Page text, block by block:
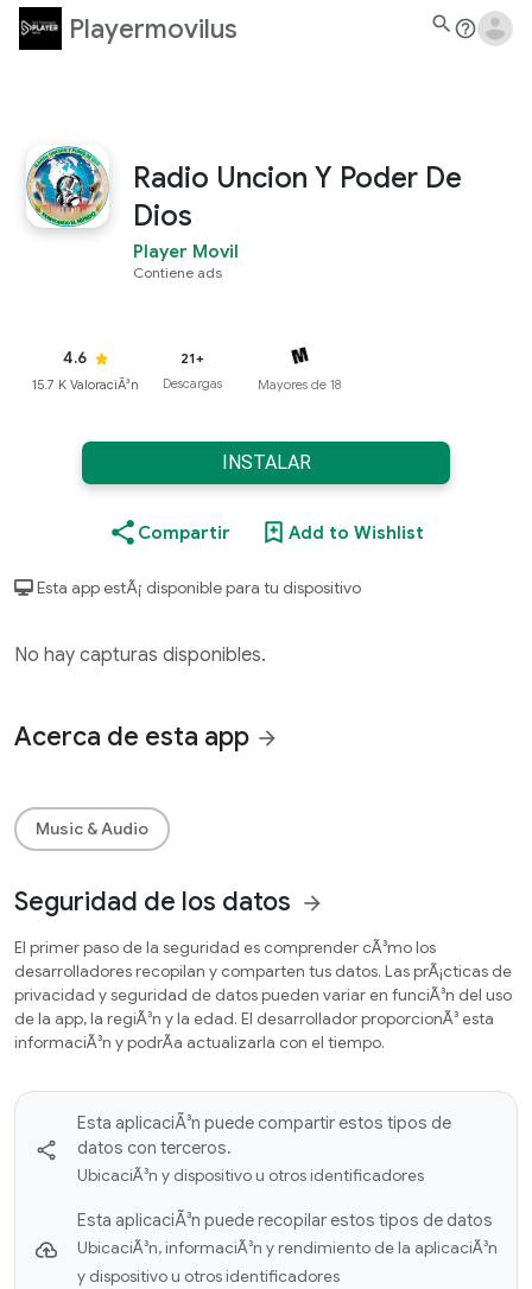
Playermovilus search help_outline
Radio Uncion Y Poder De
Dios
Player Movil
Contiene ads
4.6
15.7 K ValoraciÃ³n
21+
Descargas Mayores de 18
INSTALAR
Compartir Add to Wishlist
Esta app estÃ¡ disponible para tu dispositivo
No hay capturas disponibles.
Acerca de esta app arrow_forward
Music & Audio
Seguridad de los datos arrow_forward
El primer paso de la seguridad es comprender cÃ³mo los
desarrolladores recopilan y comparten tus datos. Las prÃ¡cticas de
privacidad y seguridad de datos pueden variar en funciÃ³n del uso
de la app, la regiÃ³n y la edad. El desarrollador proporcionÃ³ esta
informaciÃ³n y podrÃ­a actualizarla con el tiempo.
Esta aplicaciÃ³n puede compartir estos tipos de
datos con terceros.
UbicaciÃ³n y dispositivo u otros identificadores
Esta aplicaciÃ³n puede recopilar estos tipos de datos
UbicaciÃ³n, informaciÃ³n y rendimiento de la aplicaciÃ³n
y dispositivo u otros identificadores